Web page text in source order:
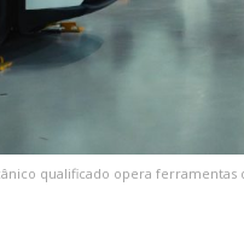
qualificado opera